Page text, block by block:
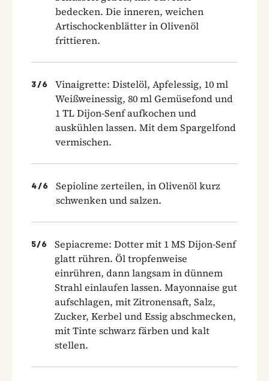
bedecken. Die inneren, weichen
Artischockenblätter in Olivenöl
frittieren.
3 /6
Vinaigrette: Distelöl, Apfelessig, 10 ml
Weißweinessig, 80 ml Gemüsefond und
1 TL Dijon-Senf aufkochen und
auskühlen lassen. Mit dem Spargelfond
vermischen.
4 /6
Sepioline zerteilen, in Olivenöl kurz
schwenken und salzen.
5/6
Sepiacreme: Dotter mit 1 MS Dijon-Senf
glatt rühren. Öl tropfenweise
einrühren, dann langsam in dünnem
Strahl einlaufen lassen. Mayonnaise gut
aufschlagen, mit Zitronensaft, Salz,
Zucker, Kerbel und Essig abschmecken,
mit Tinte schwarz färben und kalt
stellen.